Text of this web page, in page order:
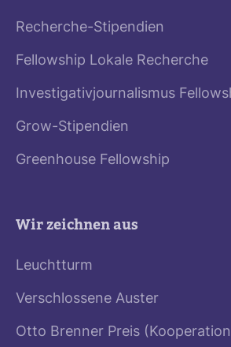
Recherche-Stipendien
Fellowship Lokale Recherche
Investigativjournalismus
Grow-Stipendien
Greenhouse Fellowship
Wir zeichnen aus
Leuchtturm
Verschlossene Auster
Otto Brenner Preis